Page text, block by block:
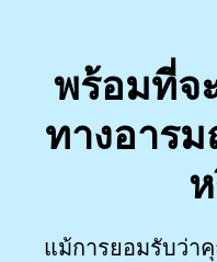
พร้อมที่จ
ทางอาร
แม้การยอมรับว่า